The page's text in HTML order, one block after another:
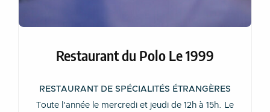
Restaurant du Polo Le 1999
RESTAURANT DE SPÉCIALITÉS ÉTRANGÈRES
Toute l'année le mercredi et jeudi de 12h à 15h. Le